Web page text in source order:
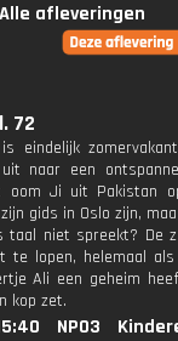
Alle afleveringen
72
eindelijk
naar een
oom Ji uit Pakistan
gids in Oslo zijn,
taal niet spreekt? De
te lopen, helemaal
Ali een geheim
kop zet.
NPO3